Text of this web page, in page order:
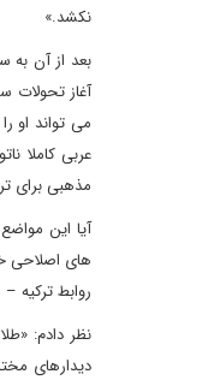
نکشد.»
بعد از آن به
آغاز تحولات
می تواند او
عربی کاملا
مذهبی برای
آیا این
های اصلاحی
روابط ترکیه
نظر دادم:
دیدارهای